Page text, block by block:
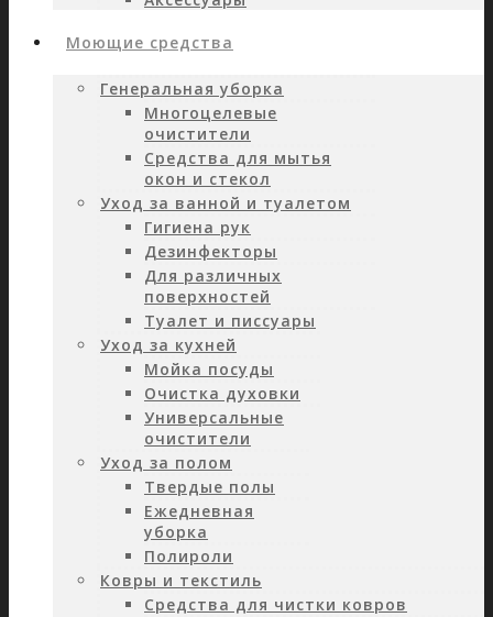
Моющие средства
Генеральная уборка
Многоцелевые
очистители
Средства для мытья
окон и стекол
Уход за ванной и туалетом
Гигиена рук
Дезинфекторы
Для различных
поверхностей
Туалет и писсуары
Уход за кухней
Мойка посуды
Очистка духовки
Универсальные
очистители
Уход за полом
Твердые полы
Ежедневная
уборка
Полироли
Ковры и текстиль
Средства для чистки ковров